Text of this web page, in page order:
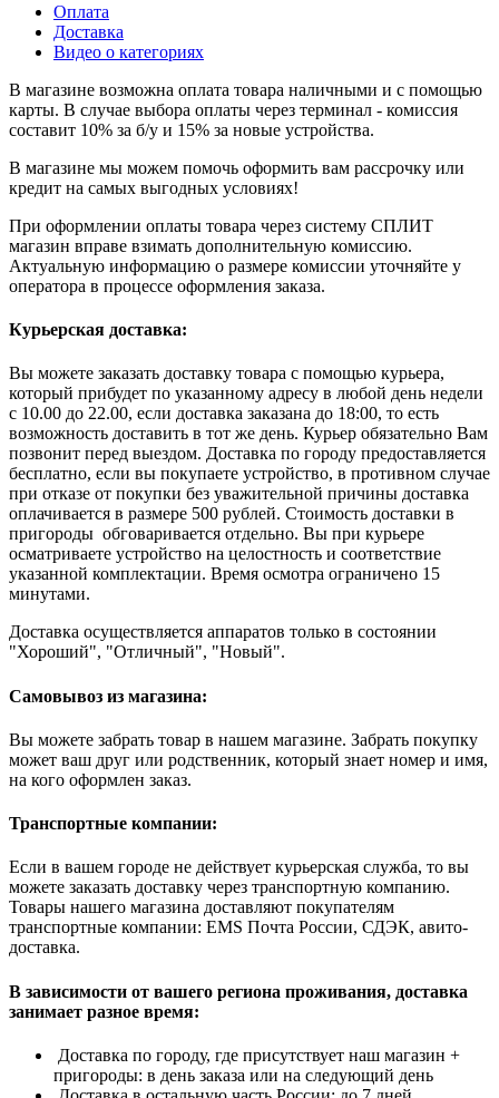
Оплата
Доставка
Видео о категориях
В магазине возможна оплата товара наличными и с помощью
карты. В случае выбора оплаты через терминал - комиссия
составит 10% за б/у и 15% за новые устройства.
В магазине мы можем помочь оформить вам рассрочку или
кредит на самых выгодных условиях!
При оформлении оплаты товара через систему СПЛИТ
магазин вправе взимать дополнительную комиссию.
Актуальную информацию о размере комиссии уточняйте у
оператора в процессе оформления заказа.
Курьерская доставка:
Вы можете заказать доставку товара с помощью курьера,
который прибудет по указанному адресу в любой день недели
с 10.00 до 22.00, если доставка заказана до 18:00, то есть
возможность доставить в тот же день. Курьер обязательно Вам
позвонит перед выездом. Доставка по городу предоставляется
бесплатно, если вы покупаете устройство, в противном случае
при отказе от покупки без уважительной причины доставка
оплачивается в размере 500 рублей. Стоимость доставки в
пригороды обговаривается отдельно. Вы при курьере
осматриваете устройство на целостность и соответствие
указанной комплектации. Время осмотра ограничено 15
минутами.
Доставка осуществляется аппаратов только в состоянии
"Хороший", "Отличный", "Новый".
Самовывоз из магазина:
Вы можете забрать товар в нашем магазине. Забрать покупку
может ваш друг или родственник, который знает номер и имя,
на кого оформлен заказ.
Транспортные компании:
Если в вашем городе не действует курьерская служба, то вы
можете заказать доставку через транспортную компанию.
Товары нашего магазина доставляют покупателям
транспортные компании: EMS Почта России, СДЭК, авито-
доставка.
В зависимости от вашего региона проживания, доставка
занимает разное время:
Доставка по городу, где присутствует наш магазин +
пригороды: в день заказа или на следующий день